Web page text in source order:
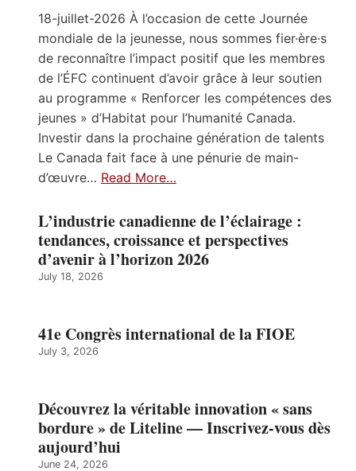
18-juillet-2026 À l’occasion de cette Journée
mondiale de la jeunesse, nous sommes fier·ère·s
de reconnaître l’impact positif que les membres
de l’ÉFC continuent d’avoir grâce à leur soutien
au programme « Renforcer les compétences des
jeunes » d’Habitat pour l’humanité Canada.
Investir dans la prochaine génération de talents
Le Canada fait face à une pénurie de main-
d’œuvre… Read More…
L’industrie canadienne de l’éclairage :
tendances, croissance et perspectives
d’avenir à l’horizon 2026
July 18, 2026
41e Congrès international de la FIOE
July 3, 2026
Découvrez la véritable innovation « sans
bordure » de Liteline — Inscrivez-vous dès
aujourd’hui
June 24, 2026